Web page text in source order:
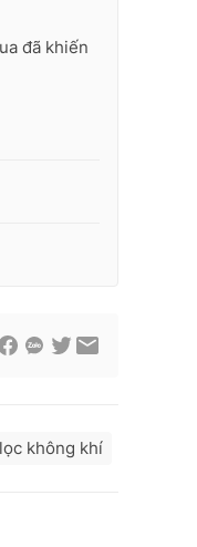
đã khiến
không khí